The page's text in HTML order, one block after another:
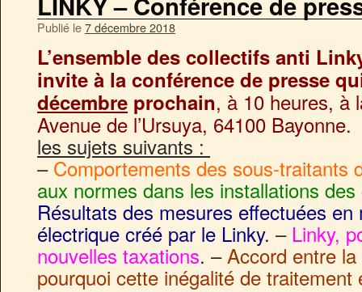
Publié le7 décembre 2018
L’ensemble des collectifs anti
invite à la conférence de presse
décembre prochain, à 10 heures, à
Avenue de l’Ursuya, 64100 Bayonne.
les sujets suivants :
– Comportements des sous-traitants
aux normes dans les installations
Résultats des mesures effectuées
électrique créé par le Linky. – Linky,
nouvelles taxations. –Accord entre
pourquoi cette inégalité de traitement